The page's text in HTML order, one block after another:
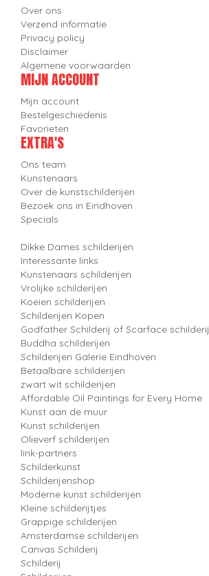
Over ons
Verzend informatie
Privacy policy
Disclaimer
Algemene voorwaarden
MIJN ACCOUNT
Mijn account
Bestelgeschiedenis
Favorieten
EXTRA'S
Ons team
Kunstenaars
Over de kunstschilderijen
Bezoek ons in Eindhoven
Specials
Dikke Dames schilderijen
Interessante links
Kunstenaars schilderijen
Vrolijke schilderijen
Koeien schilderijen
Schilderijen Kopen
Godfather Schilderij of Scarface schilderij
Buddha schilderijen
Schilderijen Galerie Eindhoven
Betaalbare schilderijen
zwart wit schilderijen
Affordable Oil Paintings for Every Home
Kunst aan de muur
Kunst schilderijen
Olieverf schilderijen
link-partners
Schilderkunst
Schilderijenshop
Moderne kunst schilderijen
Kleine schilderijtjes
Grappige schilderijen
Amsterdamse schilderijen
Canvas Schilderij
Schilderij